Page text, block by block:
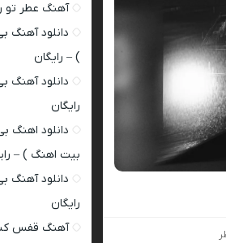
آهنگ عطر تو
دانلود آهنگ
) – رایگان
دانلود آهنگ
رایگان
دانلود اهنگ
بیت اهنگ ) –
دانلود آهنگ
رایگان
آهنگ قفس